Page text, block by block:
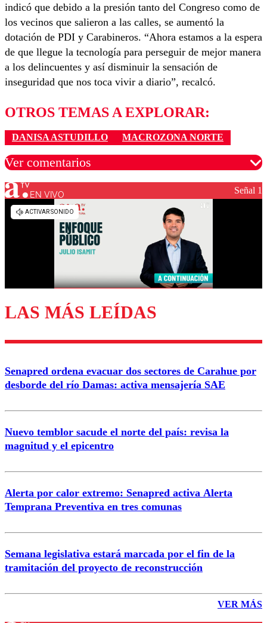
indicó que debido a la presión tanto del Congreso como de
los vecinos que salieron a las calles, se aumentó la
dotación de PDI y Carabineros. “Ahora estamos a la espera
de que llegue la tecnología para perseguir de mejor manera
a los delincuentes y así disminuir la sensación de
inseguridad que nos toca vivir a diario”, recalcó.
OTROS TEMAS A EXPLORAR:
DANISA ASTUDILLO MACROZONA NORTE
Ver comentarios
Los comentarios son moderados para garantizar un
diálogo respetuoso.
Enviar comentario
EN VIVO Señal 1
LAS MÁS LEÍDAS
Senapred ordena evacuar dos sectores de Carahue por
desborde del río Damas: activa mensajería SAE
Nuevo temblor sacude el norte del país: revisa la
magnitud y el epicentro
Alerta por calor extremo: Senapred activa Alerta
Temprana Preventiva en tres comunas
Semana legislativa estará marcada por el fin de la
tramitación del proyecto de reconstrucción
VER MÁS